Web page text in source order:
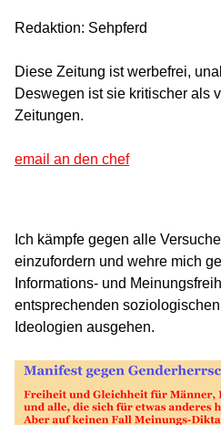
Redaktion: Sehpferd
Diese Zeitung ist werbefrei,
Deswegen ist sie kritischer als
Zeitungen.
email an den chef
Ich kämpfe gegen alle
einzufordern und wehre mich
Informations- und
entsprechenden
Ideologien ausgehen.